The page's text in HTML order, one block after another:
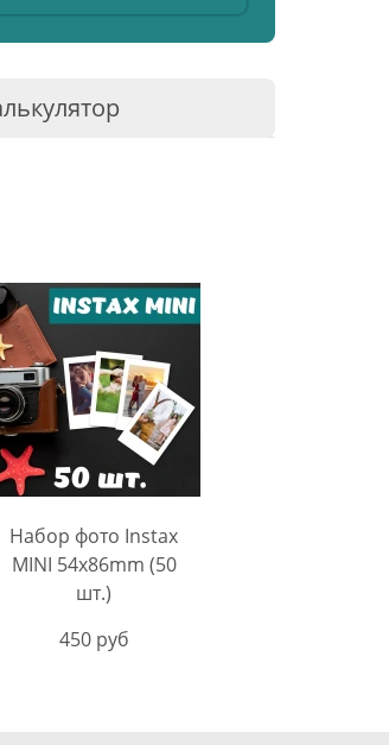
Набор фото Instax
MINI 54х86mm (50
шт.)
450 руб